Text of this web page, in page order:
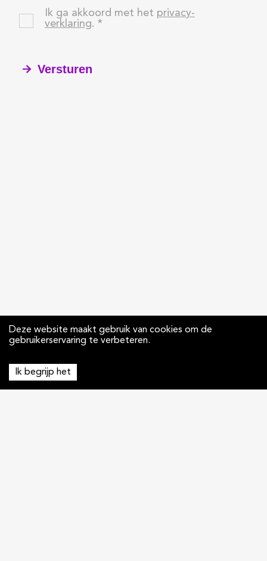
Ik ga akkoord met het privacy-
verklaring. *
Versturen
Deze website maakt gebruik van cookies om de
gebruikerservaring te verbeteren.
Ik begrijp het